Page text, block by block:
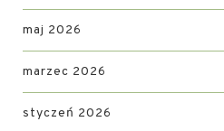
maj 2026
marzec 2026
styczeń 2026